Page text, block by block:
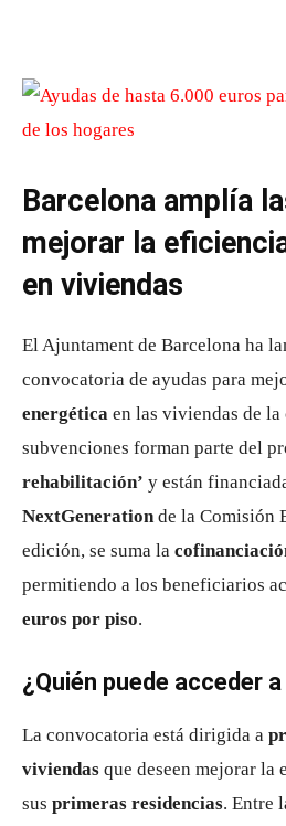
Barcelona amplía
mejorar la
en viviendas
El Ajuntament de Barcelona ha
convocatoria de ayudas para
energética en las viviendas de la
subvenciones forman parte del
rehabilitación’ y están
NextGenerationde la Comisión
edición, se suma la
permitiendo a los beneficiarios
euros por piso.
¿Quién puede acceder
La convocatoria está dirigida a
viviendas que deseen mejorar la
sus primeras residencias. Entre